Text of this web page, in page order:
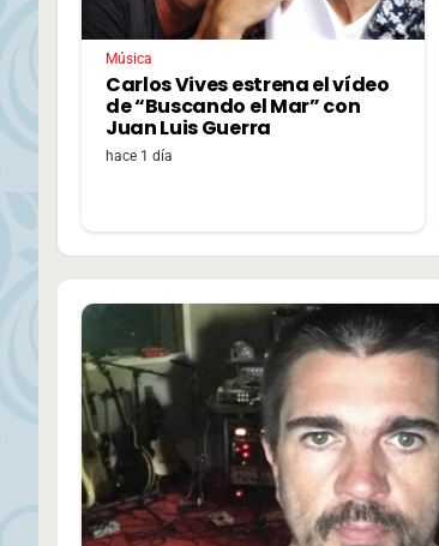
Música
Carlos Vives estrena el vídeo
de “Buscando el Mar” con
Juan Luis Guerra
hace 1 día